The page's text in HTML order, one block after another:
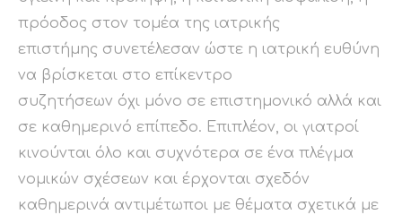
πρόοδος στον τομέα της ιατρικής
επιστήμης συνετέλεσαν ώστε η ιατρική ευθύνη
να βρίσκεται στο επίκεντρο
συζητήσεων όχι μόνο σε επιστημονικό αλλά και
σε καθημερινό επίπεδο. Επιπλέον, οι γιατροί
κινούνται όλο και συχνότερα σε ένα πλέγμα
νομικών σχέσεων και έρχονται σχεδόν
καθημερινά αντιμέτωποι με θέματα σχετικά με